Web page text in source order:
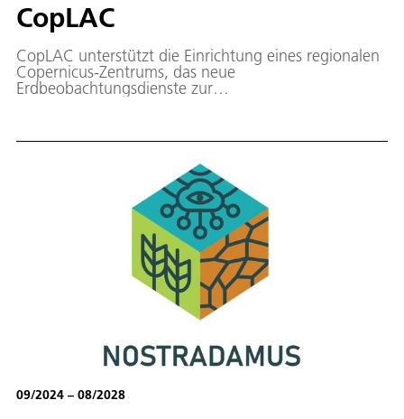
CopLAC
CopLAC unterstützt die Einrichtung eines regionalen
Copernicus-Zentrums, das neue
Erdbeobachtungsdienste zur
09/2024 – 08/2028